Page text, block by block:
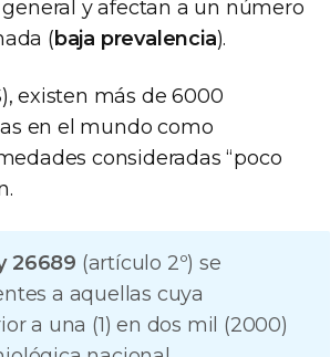
y afectan a un número
(baja prevalencia).
existen más de 6000
en el mundo como
consideradas “poco
26689 (artículo 2º) se
a aquellas cuya
a una (1) en dos mil (2000)